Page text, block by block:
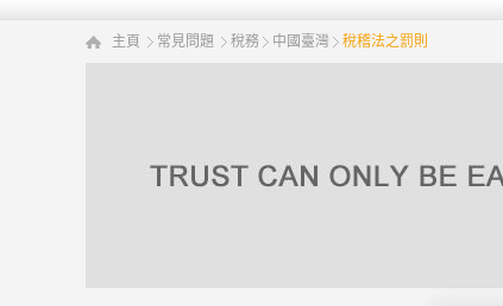
主頁 常見問題 稅務 中國臺灣 稅稽法之罰則